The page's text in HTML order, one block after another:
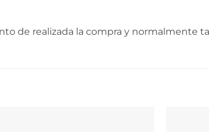
de realizada la compra y normalmente